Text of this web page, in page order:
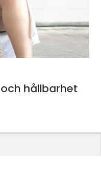
hållbarhet